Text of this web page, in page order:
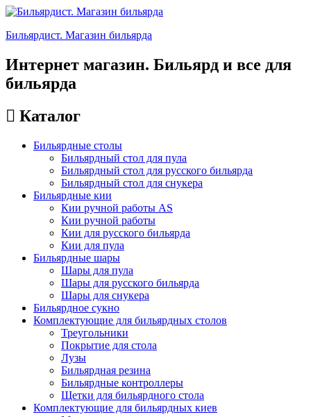
Бильярдист. Магазин бильярда
Интернет магазин. Бильярд и все для
бильярда
Каталог
Бильярдные столы
Бильярдный стол для пула
Бильярдный стол для русского бильярда
Бильярдный стол для снукера
Бильярдные кии
Кии ручной работы AS
Кии ручной работы
Кии для русского бильярда
Кии для пула
Бильярдные шары
Шары для пула
Шары для русского бильярда
Шары для снукера
Бильярдное сукно
Комплектующие для бильярдных столов
Треугольники
Покрытие для стола
Лузы
Бильярдная резина
Бильярдные контроллеры
Щетки для бильярдного стола
Комплектующие для бильярдных киев